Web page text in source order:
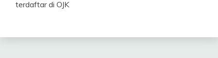
terdaftar di OJK